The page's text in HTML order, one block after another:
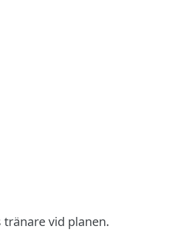
tränare vid planen.